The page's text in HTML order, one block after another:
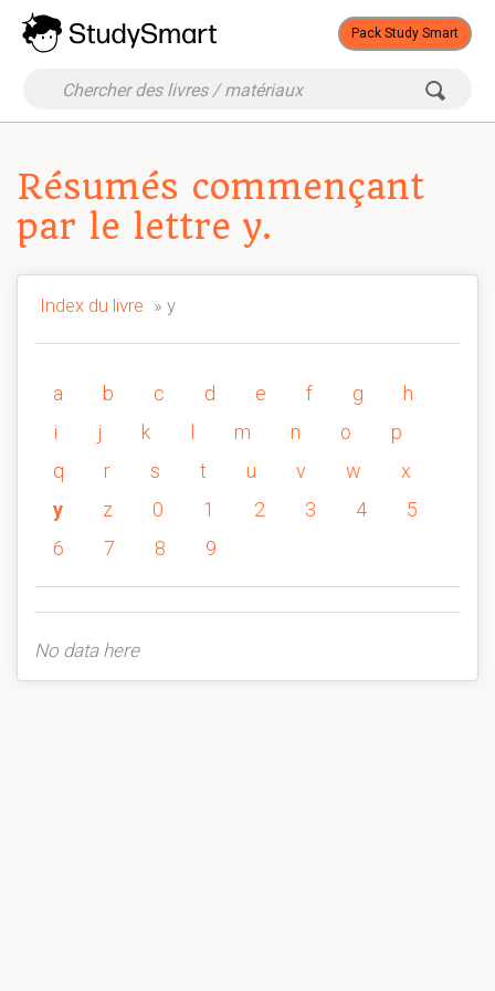
Pack Study Smart
Résumés commençant
par le lettre y.
Index du livre » y
a b c d e f g
h
i
j k m n o
p
q
r s t u v w
x
y
z 0 1 2 3 4
5
6
7 8 9
No data here